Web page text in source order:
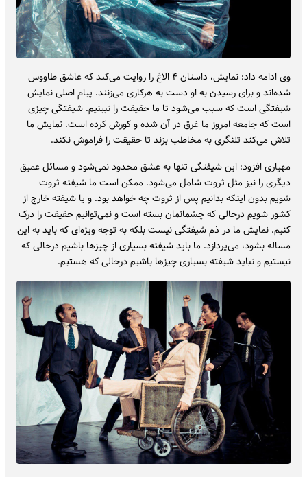
وی ادامه داد: نمایش، داستان ۴ الاغ را روایت می‌کند که عاشق طاووس
شده‌اند و برای رسیدن به او دست به هرکاری می‌زنند. پیام اصلی نمایش
شیفتگی است که سبب می‌شود تا ما حقیقت را نبینیم. شیفتگی چیزی
است که جامعه امروز ما غرق در آن شده و کورش کرده است. نمایش ما
تلاش می‌کند تلنگری به مخاطب بزند تا حقیقت را فراموش نکند.
مهیاری افزود: این شیفتگی تنها به عشق محدود نمی‌شود و مسائل عمیق
دیگری را نیز مثل ثروت شامل می‌شود. ممکن است ما شیفته ثروت
شویم بدون اینکه بدانیم پس از ثروت چه خواهد بود. و یا شیفته خارج از
کشور شویم درحالی که چشمانمان بسته است و نمی‌توانیم حقیقت را درک
کنیم. نمایش ما در ذم شیفتگی نیست بلکه به توجه ویژه‌ای که باید به این
مساله بشود، می‌پردازد. ما باید شیفته بسیاری از چیزها باشیم درحالی که
نیستیم و نباید شیفته بسیاری چیزها باشیم درحالی که هستیم.